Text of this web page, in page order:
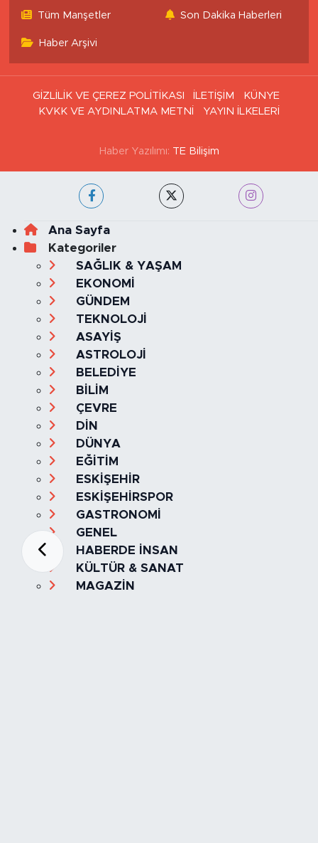
Tüm Manşetler Son Dakika Haberleri
Haber Arşivi
GİZLİLİK VE ÇEREZ POLİTİKASI İLETİŞİM
KÜNYE
KVKK VE AYDINLATMA METNİ
YAYIN İLKELERİ
Haber Yazılımı: TE Bilişim
Ana Sayfa
Kategoriler
SAĞLIK & YAŞAM
EKONOMİ
GÜNDEM
TEKNOLOJİ
ASAYİŞ
ASTROLOJİ
BELEDİYE
BİLİM
ÇEVRE
DİN
DÜNYA
EĞİTİM
ESKİŞEHİR
ESKİŞEHİRSPOR
GASTRONOMİ
GENEL
HABERDE İNSAN
KÜLTÜR & SANAT
MAGAZİN